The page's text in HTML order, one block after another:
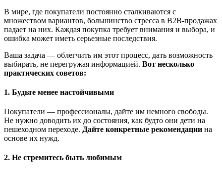
В мире, где покупатели постоянно сталкиваются с
множеством вариантов, большинство стресса в B2B-продажах
падает на них. Каждая покупка требует внимания и выбора, и
ошибка может иметь серьезные последствия.
Ваша задача — облегчить им этот процесс, дать возможность
выбирать, не перегружая информацией. Вот несколько
практических советов:
1. Будьте менее настойчивыми
Покупатели — профессионалы, дайте им немного свободы.
Не нужно доводить их до состояния, как будто они дети на
пешеходном переходе. Дайте конкретные рекомендации на
основе их нужд.
2. Не стремитесь быть любимым